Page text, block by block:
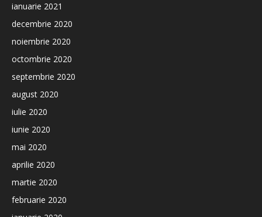
ianuarie 2021
decembrie 2020
noiembrie 2020
octombrie 2020
septembrie 2020
august 2020
iulie 2020
iunie 2020
mai 2020
aprilie 2020
martie 2020
februarie 2020